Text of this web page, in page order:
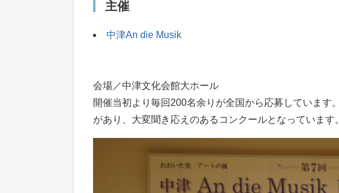
主催
中津An die Musik
会場／中津文化会館大ホール
開催当初より毎回200名余りが全国から応募しています
があり、大変聞き応えのあるコンクールとなっています。